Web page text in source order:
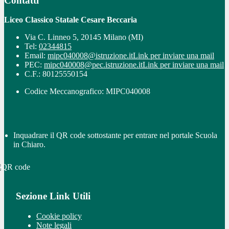
Liceo Classico Statale Cesare Beccaria
Via C. Linneo 5, 20145 Milano (MI)
Tel: 02344815
Email: mipc040008@istruzione.itLink per inviare una mail
PEC: mipc040008@pec.istruzione.itLink per inviare una mail
C.F.: 80125550154
Codice Meccanografico: MIPC040008
Inquadrare il QR code sottostante per entrare nel portale Scuola
in Chiaro.
Sezione Link Utili
Cookie policy
Note legali